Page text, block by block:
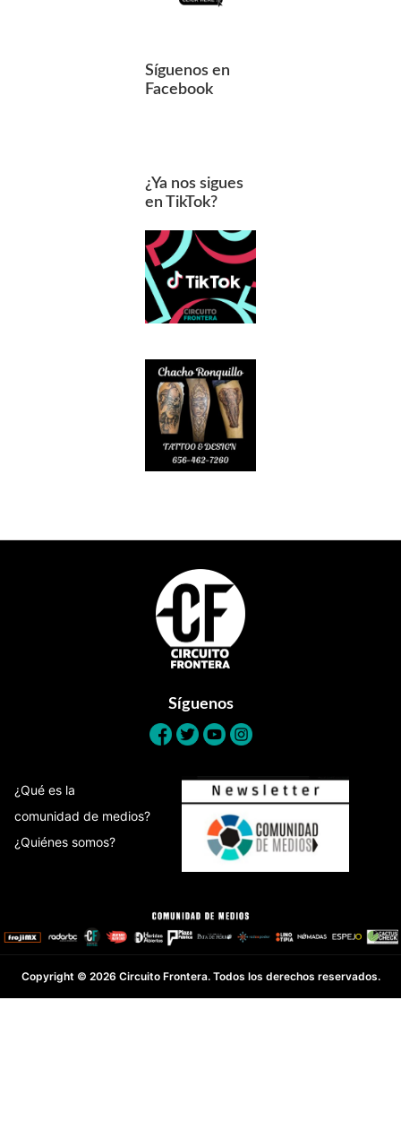
Síguenos en
Facebook
¿Ya nos sigues
en TikTok?
Síguenos
¿Qué es la
comunidad de medios?
¿Quiénes somos?
Copyright © 2026 Circuito Frontera. Todos los derechos reservados.